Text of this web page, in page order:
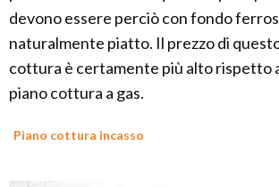
devono essere perciò con fondo
naturalmente piatto. Il prezzo di
cottura è certamente più alto rispetto
piano cottura a gas.
Piano cottura incasso